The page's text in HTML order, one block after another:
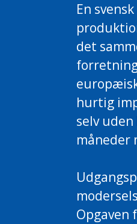
En
det
hurtig
selv
måneder
Opgaven